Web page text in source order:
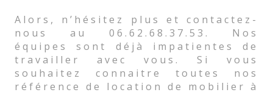
Alors, n’hésitez plus et contactez-
nous au 06.62.68.37.53. Nos
équipes sont déjà impatientes de
travailler avec vous. Si vous
souhaitez connaitre toutes nos
référence de location de mobilier à